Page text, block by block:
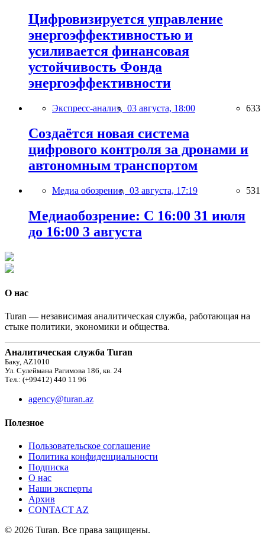
Цифровизируется управление
энергоэффективностью и
усиливается финансовая
устойчивость Фонда
энергоэффективности
Экспресс-анализ, 03 августа, 18:00 633
Создаётся новая система
цифрового контроля за дронами и
автономным транспортом
Медиа обозрение, 03 августа, 17:19 531
Медиаобозрение: С 16:00 31 июля
до 16:00 3 августа
О нас
Turan — независимая аналитическая служба, работающая на
стыке политики, экономики и общества.
Аналитическая служба Turan
Баку, AZ1010
Ул. Сулеймана Рагимова 186, кв. 24
Тел.: (+99412) 440 11 96
agency@turan.az
Полезное
Пользовательское соглашение
Политика конфиденциальности
Подписка
О нас
Наши эксперты
Архив
CONTACT AZ
© 2026 Turan. Все права защищены.